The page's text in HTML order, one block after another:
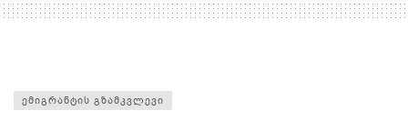
ᲔᲛᲘᲒᲠᲐᲜᲢᲘᲡ ᲒᲖᲐᲛᲙᲕᲚᲔᲕᲘ